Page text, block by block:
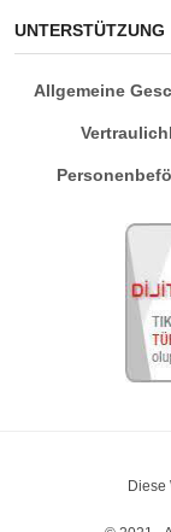
UNTERSTÜTZUNG
Allgemeine
Diese